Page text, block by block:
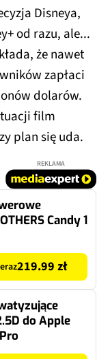
Disneya,
od razu, ale...
że nawet
zapłaci
dolarów.
film
plan się uda.
REKLAMA
Candy 1
219.99 zł
do Apple